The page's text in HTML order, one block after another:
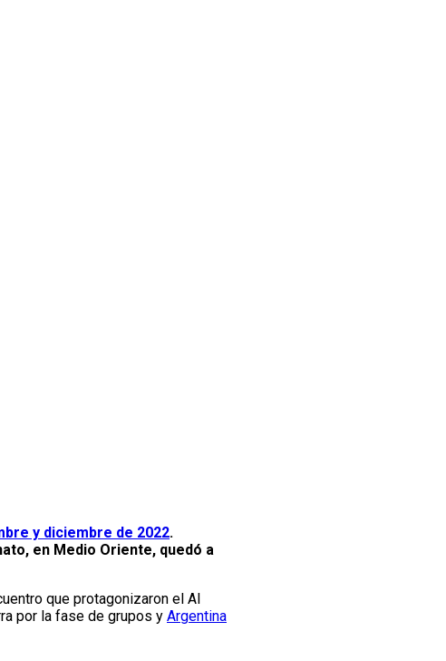
y diciembre de 2022.
en Medio Oriente, quedó a
que protagonizaron el Al
por la fase de grupos y Argentina